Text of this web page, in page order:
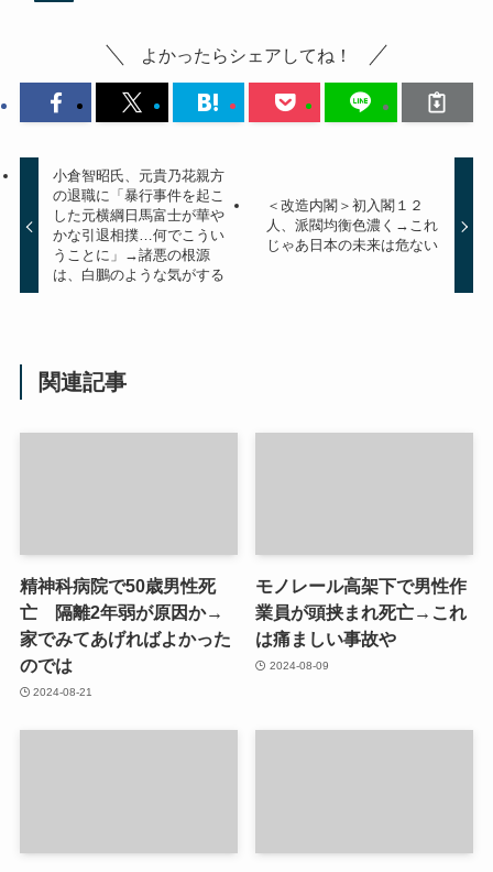
よかったらシェアしてね！
小倉智昭氏、元貴乃花親方
の退職に「暴行事件を起こ
した元横綱日馬富士が華や
かな引退相撲…何でこうい
うことに」→諸悪の根源
は、白鵬のような気がする
＜改造内閣＞初入閣１２
人、派閥均衡色濃く→これ
じゃあ日本の未来は危ない
関連記事
精神科病院で50歳男性死
亡 隔離2年弱が原因か→
家でみてあげればよかった
のでは
2024-08-21
モノレール高架下で男性作
業員が頭挟まれ死亡→これ
は痛ましい事故や
2024-08-09